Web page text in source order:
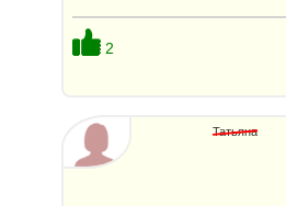
2
Татьяна